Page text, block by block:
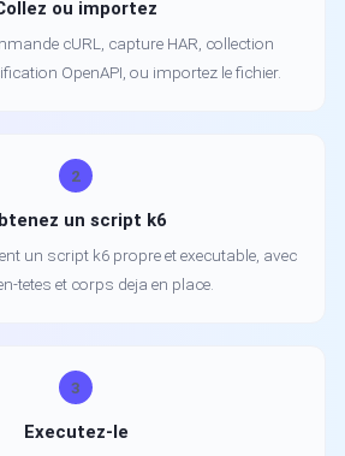
ou importez
cURL, capture HAR, collection
OpenAPI, ou importez le fichier.
2
un script k6
un script k6 propre et executable, avec
tetes et corps deja en place.
3
Executez-le